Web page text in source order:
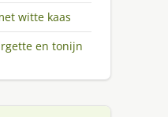
witte kaas
en tonijn